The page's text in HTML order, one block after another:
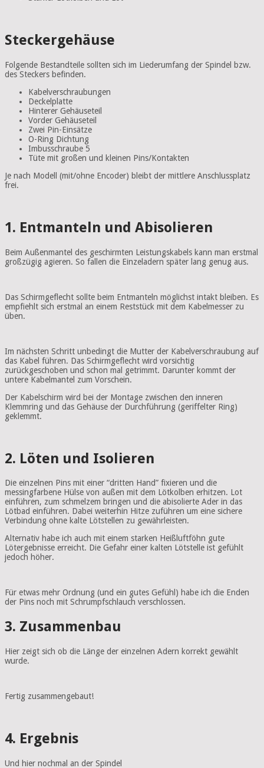
Steckergehäuse
Folgende Bestandteile sollten sich im Liederumfang der Spindel bzw.
des Steckers befinden.
Kabelverschraubungen
Deckelplatte
Hinterer Gehäuseteil
Vorder Gehäuseteil
Zwei Pin-Einsätze
O-Ring Dichtung
Imbusschraube 5
Tüte mit großen und kleinen Pins/Kontakten
Je nach Modell (mit/ohne Encoder) bleibt der mittlere Anschlussplatz
frei.
1. Entmanteln und Abisolieren
Beim Außenmantel des geschirmten Leistungskabels kann man erstmal
großzügig agieren. So fallen die Einzeladern später lang genug aus.
Das Schirmgeflecht sollte beim Entmanteln möglichst intakt bleiben. Es
empfiehlt sich erstmal an einem Reststück mit dem Kabelmesser zu
üben.
Im nächsten Schritt unbedingt die Mutter der Kabelverschraubung auf
das Kabel führen. Das Schirmgeflecht wird vorsichtig
zurückgeschoben und schon mal getrimmt. Darunter kommt der
untere Kabelmantel zum Vorschein.
Der Kabelschirm wird bei der Montage zwischen den inneren
Klemmring und das Gehäuse der Durchführung (geriffelter Ring)
geklemmt.
2. Löten und Isolieren
Die einzelnen Pins mit einer “dritten Hand” fixieren und die
messingfarbene Hülse von außen mit dem Lötkolben erhitzen. Lot
einführen, zum schmelzem bringen und die abisolierte Ader in das
Lötbad einführen. Dabei weiterhin Hitze zuführen um eine sichere
Verbindung ohne kalte Lötstellen zu gewährleisten.
Alternativ habe ich auch mit einem starken Heißluftföhn gute
Lötergebnisse erreicht. Die Gefahr einer kalten Lötstelle ist gefühlt
jedoch höher.
Für etwas mehr Ordnung (und ein gutes Gefühl) habe ich die Enden
der Pins noch mit Schrumpfschlauch verschlossen.
3. Zusammenbau
Hier zeigt sich ob die Länge der einzelnen Adern korrekt gewählt
wurde.
Fertig zusammengebaut!
4. Ergebnis
Und hier nochmal an der Spindel